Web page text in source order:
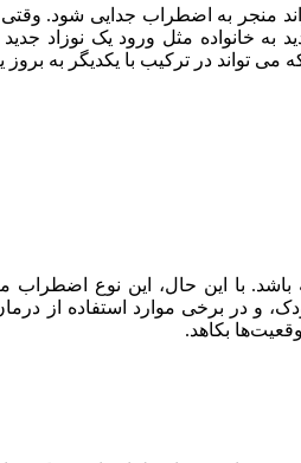
منجر به اضطراب جدایی شود.
خانواده مثل ورود یک نوزاد
می تواند در ترکیب با یکدیگر به
با این حال، این نوع
و در برخی موارد استفاده
بکاهد.